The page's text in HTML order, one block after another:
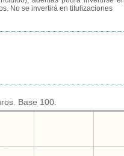
No se invertirá en titulizaciones
Base 100.